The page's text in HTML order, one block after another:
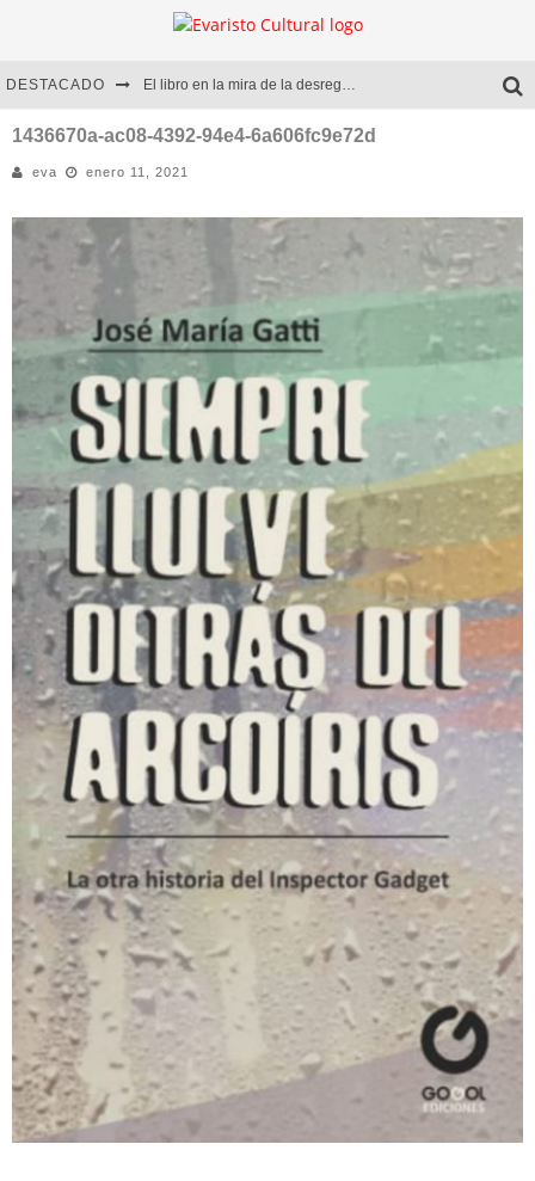
DESTACADO El libro en la mira de la desregulación
Marcelo Rubio | El llovedor
Diego Meret | Hotel Acapulco
Alejandra Correa | La nieve
1436670a-ac08-4392-94e4-6a606fc9e72d
eva enero 11, 2021